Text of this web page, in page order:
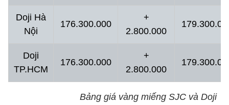
Doji Hà
Nội
176.300.000
+
2.800.000
Doji
TP.HCM
176.300.000
+
2.800.000
Bảng giá vàng miếng SJC và Doji